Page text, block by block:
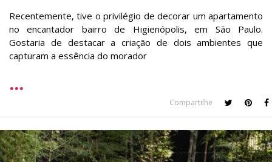
Recentemente, tive o privilégio de decorar um apartamento
no encantador bairro de Higienópolis, em São Paulo.
Gostaria de destacar a criação de dois ambientes que
capturam a essência do morador
Compartilhe